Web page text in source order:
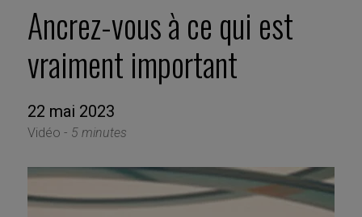
Ancrez-vous à ce qui est
vraiment important
22 mai 2023
Vidéo - 5 minutes